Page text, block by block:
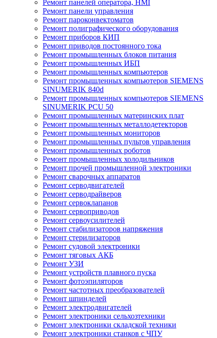
Ремонт панелей оператора, HMI
Ремонт панели управления
Ремонт пароконвектоматов
Ремонт полиграфического оборудования
Ремонт приборов КИП
Ремонт приводов постоянного тока
Ремонт промышленных блоков питания
Ремонт промышленных ИБП
Ремонт промышленных компьютеров
Ремонт промышленных компьютеров SIEMENS
SINUMERIK 840d
Ремонт промышленных компьютеров SIEMENS
SINUMERIK PCU 50
Ремонт промышленных материнских плат
Ремонт промышленных металлодетекторов
Ремонт промышленных мониторов
Ремонт промышленных пультов управления
Ремонт промышленных роботов
Ремонт промышленных холодильников
Ремонт прочей промышленной электроники
Ремонт сварочных аппаратов
Ремонт серводвигателей
Ремонт серводрайверов
Ремонт сервоклапанов
Ремонт сервоприводов
Ремонт сервоусилителей
Ремонт стабилизаторов напряжения
Ремонт стерилизаторов
Ремонт судовой электроники
Ремонт тяговых АКБ
Ремонт УЗИ
Ремонт устройств плавного пуска
Ремонт фотоэпиляторов
Ремонт частотных преобразователей
Ремонт шпинделей
Ремонт электродвигателей
Ремонт электроники сельхозтехники
Ремонт электроники складской техники
Ремонт электроники станков с ЧПУ